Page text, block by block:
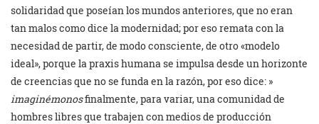
solidaridad que poseían los mundos anteriores, que no eran
tan malos como dice la modernidad; por eso remata con la
necesidad de partir, de modo consciente, de otro «modelo
ideal», porque la praxis humana se impulsa desde un horizonte
de creencias que no se funda en la razón, por eso dice: »
imaginémonosfinalmente, para variar, una comunidad de
hombres libres que trabajen con medios de producción